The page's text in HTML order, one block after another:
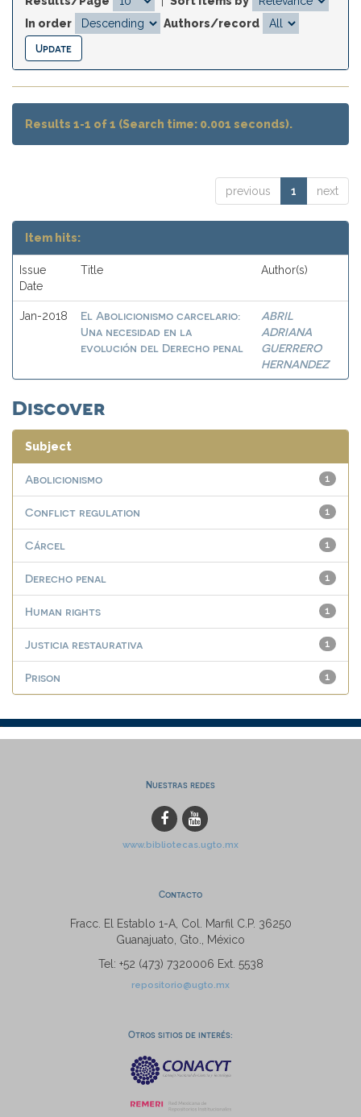
In order
Authors/record
Results 1-1 of 1 (Search time: 0.001 seconds).
previous 1 next
Item hits:
Issue
Date
Title Author(s)
Jan-2018
El Abolicionismo carcelario:
Una necesidad en la
evolución del Derecho penal
ABRIL
ADRIANA
GUERRERO
HERNANDEZ
Discover
Subject
1
Abolicionismo
1
Conflict regulation
1
Cárcel
1
Derecho penal
1
Human rights
1
Justicia restaurativa
1
Prison
Nuestras redes
www.bibliotecas.ugto.mx
Contacto
Fracc. El Establo 1-A, Col. Marfil C.P. 36250
Guanajuato, Gto., México
Tel: +52 (473) 7320006 Ext. 5538
repositorio@ugto.mx
Otros sitios de interés: